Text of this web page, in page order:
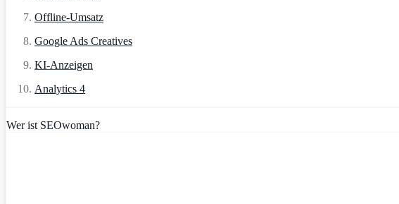
Offline-Umsatz
Google Ads Creatives
KI-Anzeigen
Analytics 4
Wer ist SEOwoman?